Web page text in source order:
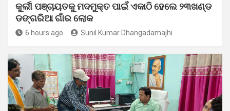
କୁର୍ଲୀ ପଞ୍ଚାୟତକୁ ମଦମୁକ୍ତ ପାଇଁ ଏକାଠି ହେଲେ ୨୩ଖଣ୍ଡ
ଡଙ୍ଗରିଆ ଗାଁର ଲୋକ
6 hours ago Sunil Kumar Dhangadamajhi